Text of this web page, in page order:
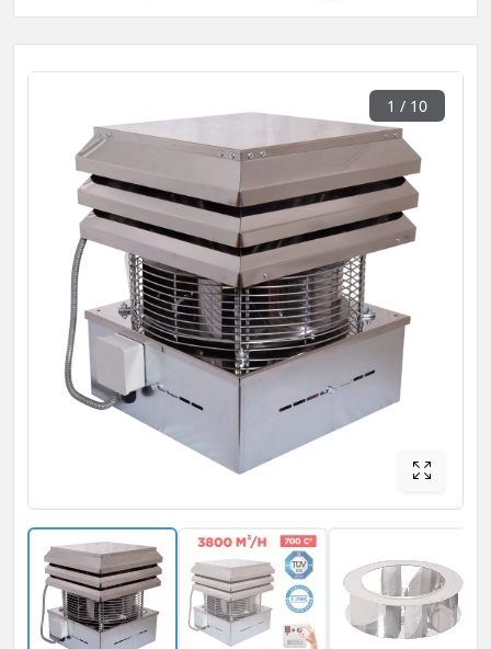
1 / 10